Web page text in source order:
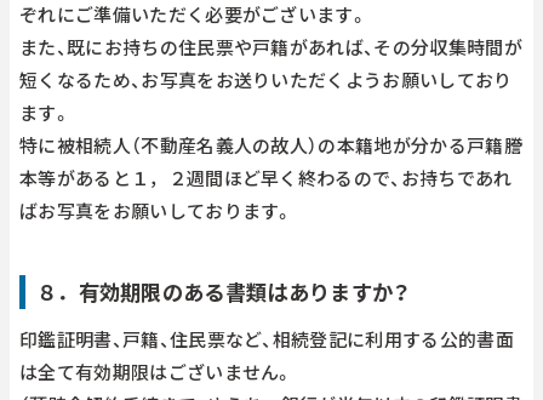
ぞれにご準備いただく必要がございます。
また、既にお持ちの住民票や戸籍があれば、その分収集時間が
短くなるため、お写真をお送りいただくようお願いしており
ます。
特に被相続人（不動産名義人の故人）の本籍地が分かる戸籍謄
本等があると１，２週間ほど早く終わるので、お持ちであれ
ばお写真をお願いしております。
８．有効期限のある書類はありますか？
印鑑証明書、戸籍、住民票など、相続登記に利用する公的書面
は全て有効期限はございません。